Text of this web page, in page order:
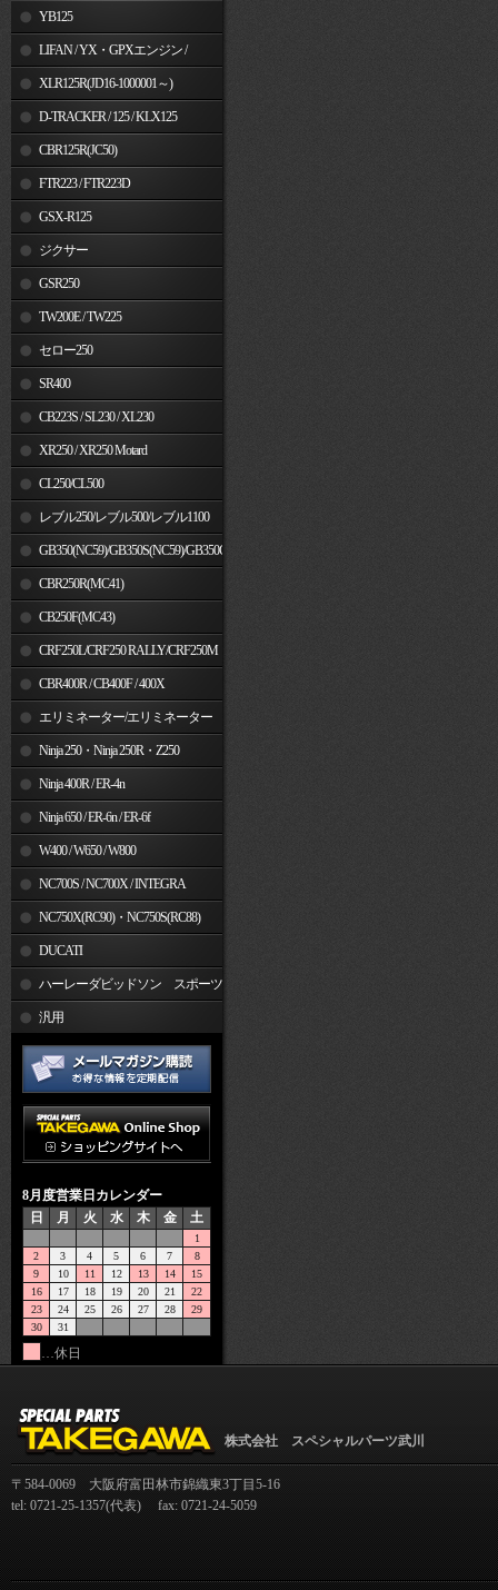
YB125
LIFAN / YX・GPXエンジン /
JinchengXLR125R(JD16-1000001～)
D-TRACKER / 125 / KLX125
CBR125R(JC50)
FTR223 / FTR223D
GSX-R125
ジクサー
GSR250
TW200E / TW225
セロー250
SR400
CB223S / SL230 / XL230
XR250 / XR250 Motard
CL250/CL500
レブル250/レブル500/レブル1100
GB350(NC59)/GB350S(NC59)/GB350C(NC64)
CBR250R(MC41)
CB250F(MC43)
CRF250L/CRF250 RALLY/CRF250M
CBR400R / CB400F / 400X
エリミネーター/エリミネーター
SE Ninja 250・Ninja 250R・Z250
Ninja 400R / ER-4n
Ninja 650 / ER-6n / ER-6f
W400 / W650 / W800
NC700S / NC700X / INTEGRA
NC750X(RC90)・NC750S(RC88)
DUCATI
ハーレーダビッドソン スポーツ
スター汎用
8月度営業日カレンダー
日
月 火 水 木 金 土
1
2
3 4 5 6 7
8
9
10 11 12 13 14
15
16
17 18 19 20 21
22
23
24 25 26 27 28
29
30
31
…休日
株式会社 スペシャルパーツ武川
〒584-0069 大阪府富田林市錦織東3丁目5-16
tel: 0721-25-1357(代表) fax: 0721-24-5059